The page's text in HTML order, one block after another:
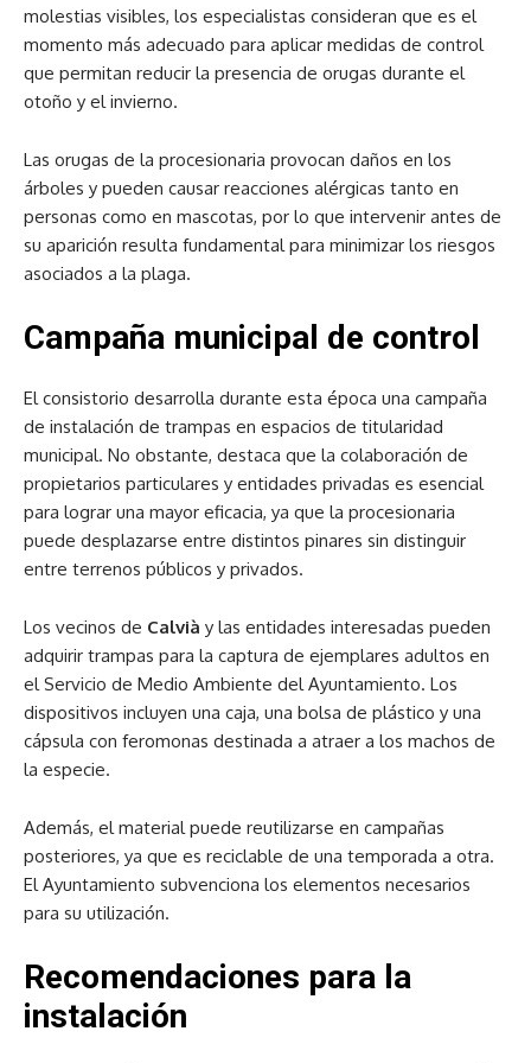
molestias visibles, los especialistas consideran que es el
momento más adecuado para aplicar medidas de control
que permitan reducir la presencia de orugas durante el
otoño y el invierno.
Las orugas de la procesionaria provocan daños en los
árboles y pueden causar reacciones alérgicas tanto en
personas como en mascotas, por lo que intervenir antes de
su aparición resulta fundamental para minimizar los riesgos
asociados a la plaga.
Campaña municipal de control
El consistorio desarrolla durante esta época una campaña
de instalación de trampas en espacios de titularidad
municipal. No obstante, destaca que la colaboración de
propietarios particulares y entidades privadas es esencial
para lograr una mayor eficacia, ya que la procesionaria
puede desplazarse entre distintos pinares sin distinguir
entre terrenos públicos y privados.
Los vecinos de Calvià y las entidades interesadas pueden
adquirir trampas para la captura de ejemplares adultos en
el Servicio de Medio Ambiente del Ayuntamiento. Los
dispositivos incluyen una caja, una bolsa de plástico y una
cápsula con feromonas destinada a atraer a los machos de
la especie.
Además, el material puede reutilizarse en campañas
posteriores, ya que es reciclable de una temporada a otra.
El Ayuntamiento subvenciona los elementos necesarios
para su utilización.
Recomendaciones para la
instalación